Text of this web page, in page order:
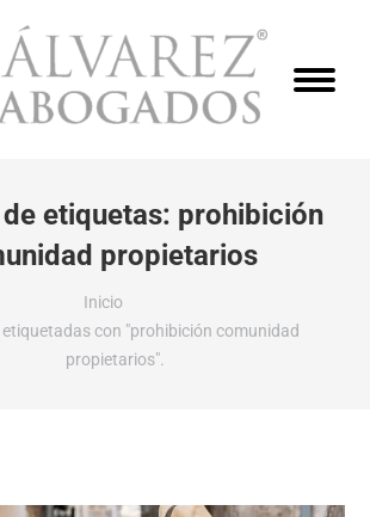
etiquetas: prohibición
propietarios
Inicio
con "prohibición comunidad
propietarios".